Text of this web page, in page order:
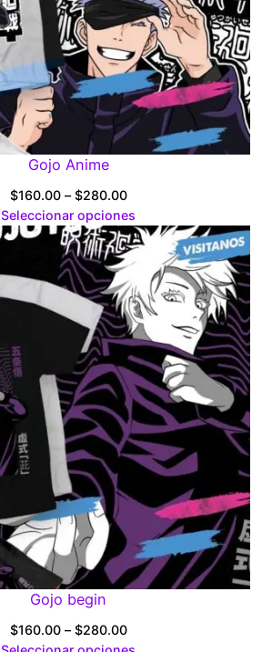
Gojo Anime
$160.00 – $280.00Price
range:
$160.00
through
$280.00
Seleccionar opciones
Gojo begin
$160.00 – $280.00Price
range: